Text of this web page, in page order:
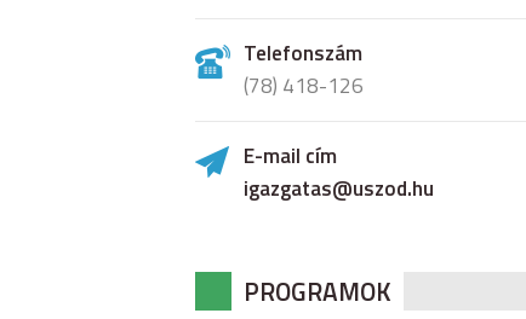
Telefonszám
(78) 418-126
E-mail cím
igazgatas@uszod.hu
PROGRAMOK